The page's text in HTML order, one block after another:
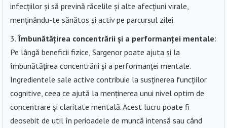
infecțiilor și să prevină răcelile și alte afecțiuni virale,
menținându-te sănătos și activ pe parcursul zilei.
Îmbunătățirea concentrării și a performanței mentale:
Pe lângă beneficii fizice, Sargenor poate ajuta și la
îmbunătățirea concentrării și a performanței mentale.
Ingredientele sale active contribuie la susținerea funcțiilor
cognitive, ceea ce ajută la menținerea unui nivel optim de
concentrare și claritate mentală. Acest lucru poate fi
deosebit de util în perioadele de muncă intensă sau când